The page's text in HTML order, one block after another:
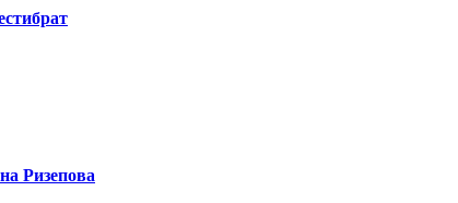
Ризепова